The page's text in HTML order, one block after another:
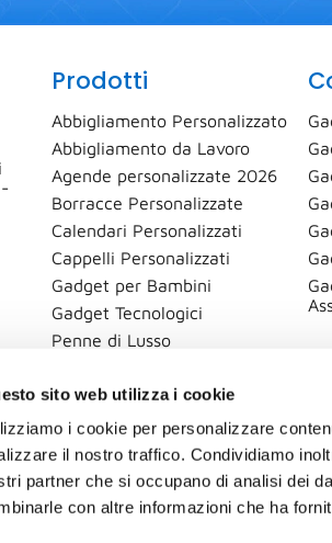
sito web utilizza i cookie
i cookie per personalizzare
il nostro traffico. Condividiamo
partner che si occupano di analisi dei
con altre informazioni che ha
Prodotti
Abbigliamento Personalizzato
Abbigliamento da Lavoro
Agende personalizzate 2026
Borracce Personalizzate
Calendari Personalizzati
Cappelli Personalizzati
Gadget per Bambini
Gadget Tecnologici
Penne di Lusso